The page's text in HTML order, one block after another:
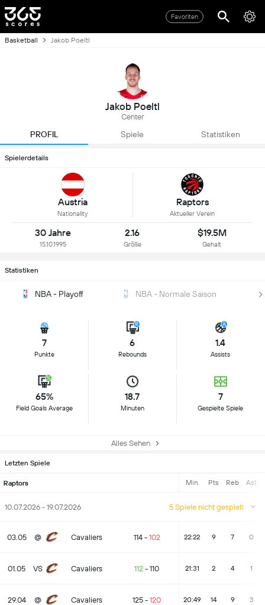
Favoriten
Basketball Jakob Poeltl
Jakob Poeltl
Center
PROFIL Spiele Statistiken
Spielerdetails
Austria
Nationality
Raptors
Aktueller Verein
30 Jahre
15.10.1995
2.16
Größe
$19.5M
Gehalt
Statistiken
NBA - Playoff NBA - Normale Saison
7
Punkte
6
Rebounds
1.4
Assists
65%
Field Goals Average
18.7
Minuten
7
Gespielte Spiele
Alles Sehen
Letzten Spiele
Raptors Min Pts Reb Ast
10.07.2026 - 19.07.2026 5 Spiele nicht gespielt
03.05 @ Cavaliers 114- 102 22:22 9 7 0
01.05 VS Cavaliers 112 - 110 21:31 2 4 1
29.04 @ Cavaliers 125 - 120 20:49 14 9 3